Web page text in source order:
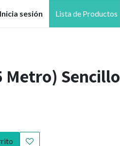
Inicia sesión Lista de Productos
Metro) Sencillo